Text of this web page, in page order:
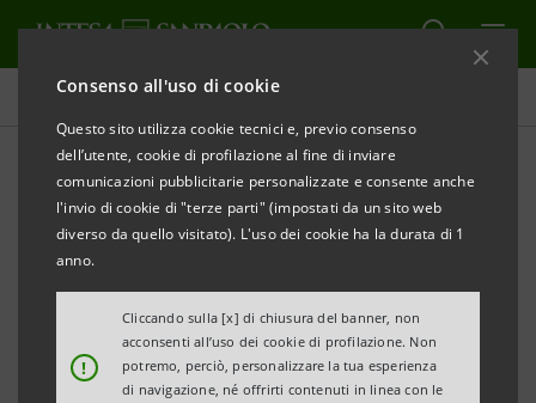
Consenso all'uso di cookie
Questo sito utilizza cookie tecnici e, previo consenso
dell’utente, cookie di profilazione al fine di inviare
comunicazioni pubblicitarie personalizzate e consente anche
l'invio di cookie di "terze parti" (impostati da un sito web
diverso da quello visitato). L'uso dei cookie ha la durata di 1
anno.
!
Cliccando sulla [x] di chiusura del banner, non
acconsenti all’uso dei cookie di profilazione. Non
potremo, perciò, personalizzare la tua esperienza
di navigazione, né offrirti contenuti in linea con le
Comunicati stampa
STAMPA AGGIORNA
EXPORT DEI DISTRETTI INDUSTRIALI:
PIEMONTE IN CRESCITA PER IL DECIMO TRIMESTRE
6,34 MILIARDI DI EURO NEI PRIMI SEI MESI DEL 2023,
ANDAMENTO POSITIVO PER TUTTI I SETTORI DI
SPECIALIZZAZIONE